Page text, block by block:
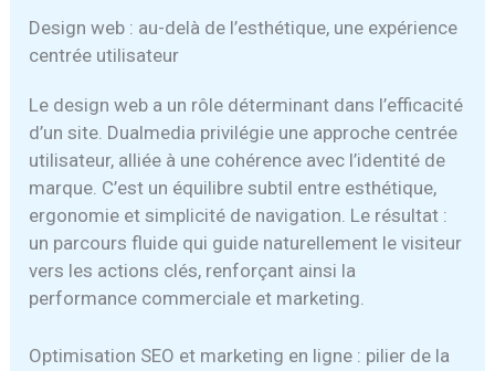
Design web : au-delà de l’esthétique, une expérience
centrée utilisateur
Le design web a un rôle déterminant dans l’efficacité
d’un site. Dualmedia privilégie une approche centrée
utilisateur, alliée à une cohérence avec l’identité de
marque. C’est un équilibre subtil entre esthétique,
ergonomie et simplicité de navigation. Le résultat :
un parcours fluide qui guide naturellement le visiteur
vers les actions clés, renforçant ainsi la
performance commerciale et marketing.
Optimisation SEO et marketing en ligne : pilier de la